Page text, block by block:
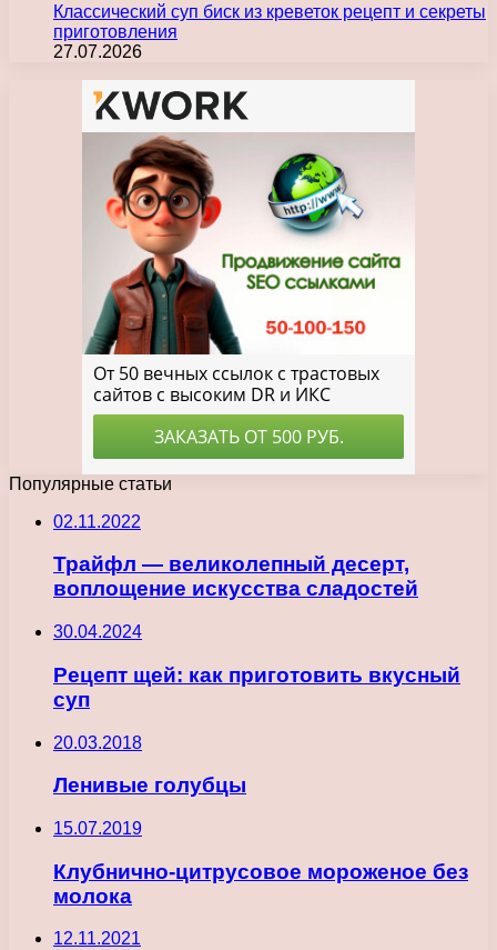
Классический суп биск из креветок рецепт и секреты
приготовления
27.07.2026
Популярные статьи
02.11.2022
Трайфл — великолепный десерт,
воплощение искусства сладостей
30.04.2024
Рецепт щей: как приготовить вкусный
суп
20.03.2018
Ленивые голубцы
15.07.2019
Клубнично-цитрусовое мороженое без
молока
12.11.2021